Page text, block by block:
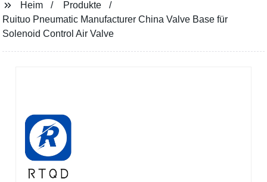
Heim
Produkte
Ruituo Pneumatic Manufacturer China Valve Base für
Solenoid Control Air Valve